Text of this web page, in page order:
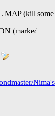
(kill some
(marked